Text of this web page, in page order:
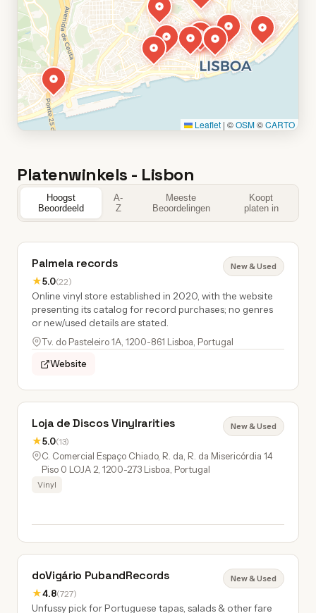
Leaflet | ©OSM©CARTO
Platenwinkels - Lisbon
Hoogst
Beoordeeld
A-
Z
Meeste
Beoordelingen
Koopt
platen in
Palmela records
★5.0(22)
New & Used
Online vinyl store established in 2020, with the website
presenting its catalog for record purchases; no genres
or new/used details are stated.
Tv. do Pasteleiro 1A, 1200-861 Lisboa, Portugal
Website
Loja de Discos Vinylrarities
★5.0(13)
New & Used
C. Comercial Espaço Chiado, R. da, R. da Misericórdia 14
Piso 0 LOJA 2, 1200-273 Lisboa, Portugal
Vinyl
doVigário PubandRecords
★4.8(727)
New & Used
Unfussy pick for Portuguese tapas, salads & other fare